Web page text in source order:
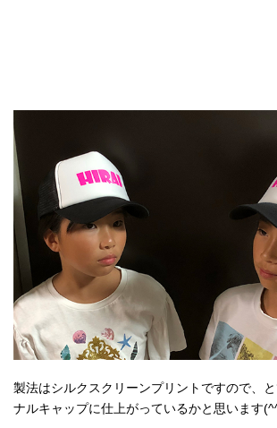
製法はシルクスクリーンプリントですので、
ナルキャップに仕上がっているかと思います